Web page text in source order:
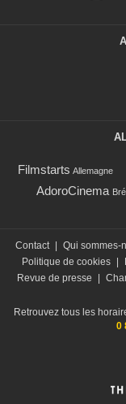
Filmstarts Allemagne
AdoroCinema
Contact Qui sommes-
Politique de cookies
Revue de presse
Retrouvez tous les
0